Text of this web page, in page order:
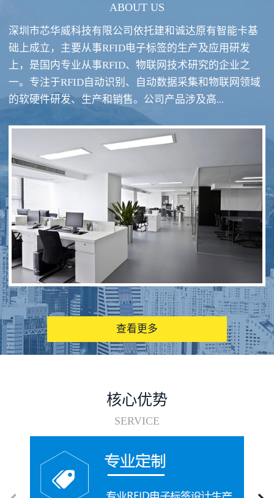
RFID酒类防伪系统方案 RFID智慧食堂系统
图书馆RFID电子标签管理系统
ABOUT US
深圳市芯华威科技有限公司依托建和诚达原有智能卡基
础上成立，主要从事RFID电子标签的生产及应用研发
上，是国内专业从事RFID、物联网技术研究的企业之
一。专注于RFID自动识别、自动数据采集和物联网领域
的软硬件研发、生产和销售。公司产品涉及高...
查看更多
核心优势
SERVICE